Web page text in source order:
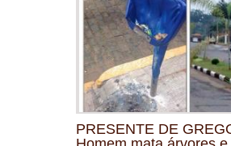
PRESENTE DE